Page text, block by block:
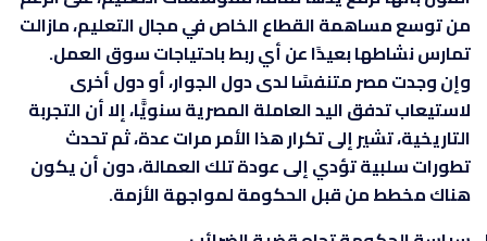
من توسع مساهمة القطاع الخاص في مجال التعليم، مازالت
تمارس نشاطها بعيدًا عن أي ربط باحتياجات سوق العمل.
وإن وجدت مصر متنفسًا لدى دول الجوار، أو دول أخرى
لاستيعاب تدفق اليد العاملة المصرية سنويًّا، إلا أن التجربة
التاريخية، تشير إلى تكرار هذا الأمر مرات عدة، ثم تحدث
تطورات سلبية تؤدي إلى عودة تلك العمالة، دون أن يكون
هناك مخطط من قبل الحكومة لمواجهة الأزمة.